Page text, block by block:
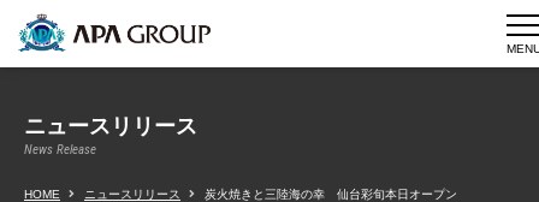
ニュースリリース
News Release
HOME ニュースリリース 炭火焼きと三陸海の幸 仙台彩旬本日オープン